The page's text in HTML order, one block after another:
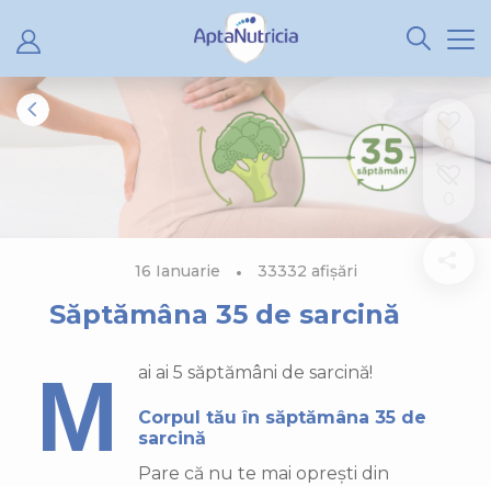
Săptămâna 35 de sarcină
16 Ianuarie 33332 afișări
0
Mai ai 5 săptămâni de sarcină!
Corpul tău în săptămâna 35 de
sarcină
Pare că nu te mai oprești din